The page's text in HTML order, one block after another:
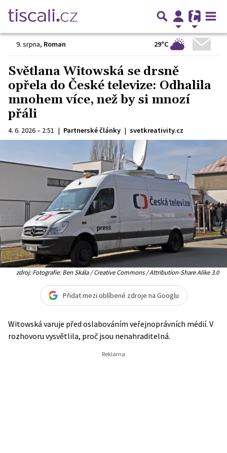
9. srpna, Roman 29°C
Světlana Witowská se drsně
opřela do České televize: Odhalila
mnohem více, než by si mnozí
přáli
4. 6. 2026 – 2:51 | Partnerské články | svetkreativity.cz
zdroj: Fotografie: Ben Skála / Creative Commons / Attribution-Share Alike 3.0
Přidat mezi oblíbené zdroje na Googlu
Witowská varuje před oslabováním veřejnoprávních médií. V
rozhovoru vysvětlila, proč jsou nenahraditelná.